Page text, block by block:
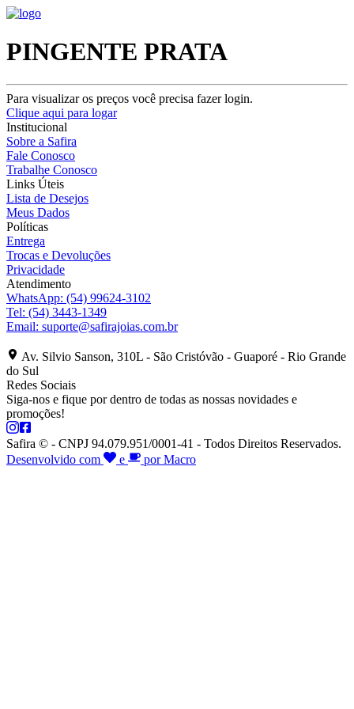
PINGENTE PRATA
Para visualizar os preços você precisa fazer login.
Clique aqui para logar
Institucional
Sobre a Safira
Fale Conosco
Trabalhe Conosco
Links Úteis
Lista de Desejos
Meus Dados
Políticas
Entrega
Trocas e Devoluções
Privacidade
Atendimento
WhatsApp: (54) 99624-3102
Tel: (54) 3443-1349
Email: suporte@safirajoias.com.br
Av. Silvio Sanson, 310L - São Cristóvão - Guaporé - Rio Grande
do Sul
Redes Sociais
Siga-nos e fique por dentro de todas as nossas novidades e
promoções!
Safira © - CNPJ 94.079.951/0001-41 - Todos Direitos Reservados.
Desenvolvido com
e por Macro